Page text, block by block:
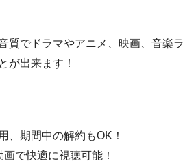
質でドラマやアニメ、映画、音楽ラ
が出来ます！
、期間中の解約もOK！
画で快適に視聴可能！